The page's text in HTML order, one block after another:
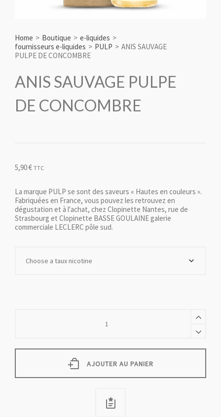
Home > Boutique > e-liquides >
fournisseurs e-liquides > PULP > ANIS SAUVAGE
PULPE DE CONCOMBRE
ANIS SAUVAGE PULPE
DE CONCOMBRE
5,90€ TTC
La marque PULP se sont des saveurs « Hautes en couleurs ».
Fabriquées en France, vous pouvez les retrouvez en
dégustation et à l'achat, chez Clopinette Nantes, rue de
Strasbourg et Clopinette BASSE GOULAINE galerie
commerciale LECLERC pôle sud.
CONCOMBRE
AJOUTER AU PANIER